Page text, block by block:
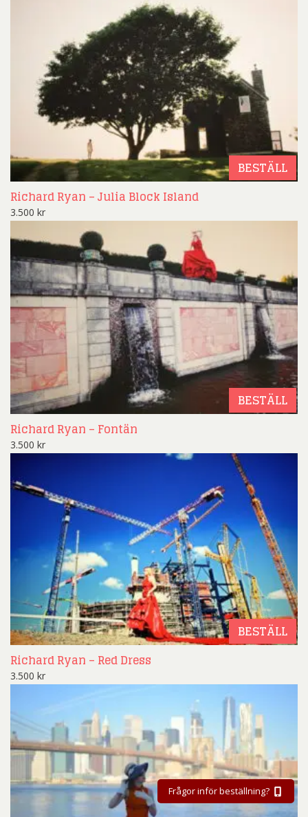
BESTÄLL
Richard Ryan – Julia Block Island
3.500 kr
BESTÄLL
Richard Ryan – Fontän
3.500 kr
BESTÄLL
Richard Ryan – Red Dress
3.500 kr
Frågor inför beställning?